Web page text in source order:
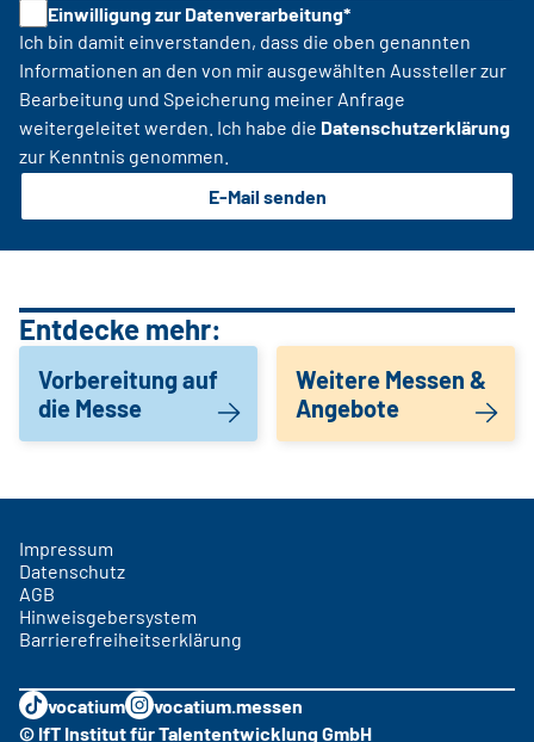
Einwilligung zur Datenverarbeitung*
Ich bin damit einverstanden, dass die oben genannten
Informationen an den von mir ausgewählten Aussteller zur
Bearbeitung und Speicherung meiner Anfrage
weitergeleitet werden. Ich habe die Datenschutzerklärung
zur Kenntnis genommen.
E-Mail senden
Entdecke mehr:
Vorbereitung auf
die Messe
Weitere Messen &
Angebote
Impressum
Datenschutz
AGB
Hinweisgebersystem
Barrierefreiheitserklärung
vocatium
vocatium.messen
© IfT Institut für Talententwicklung GmbH